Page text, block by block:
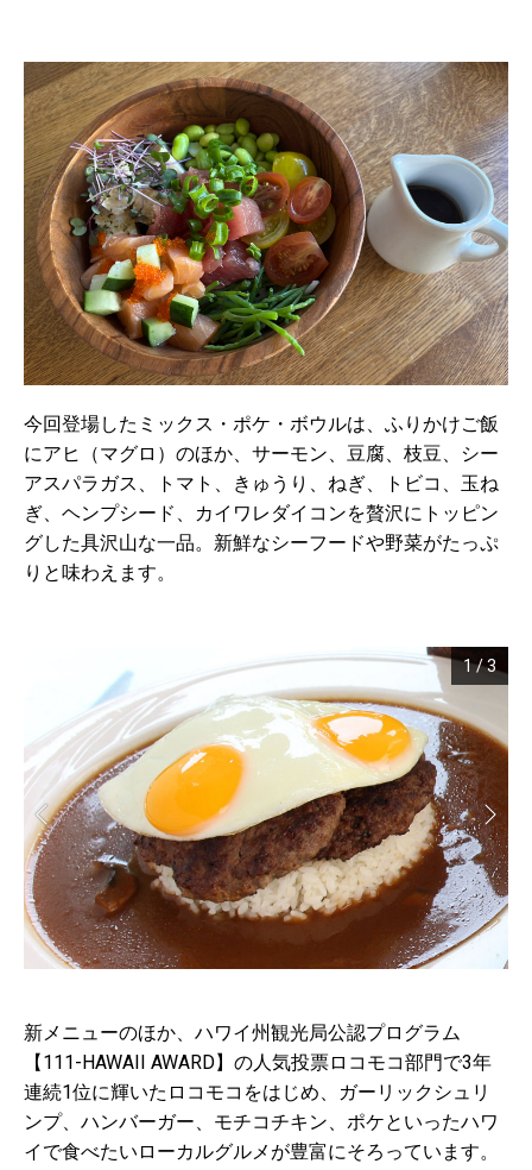
今回登場したミックス・ポケ・ボウルは、ふりかけご飯
にアヒ（マグロ）のほか、サーモン、豆腐、枝豆、シー
アスパラガス、トマト、きゅうり、ねぎ、トビコ、玉ね
ぎ、ヘンプシード、カイワレダイコンを贅沢にトッピン
グした具沢山な一品。新鮮なシーフードや野菜がたっぷ
りと味わえます。
1/3
新メニューのほか、ハワイ州観光局公認プログラム
【111-HAWAII AWARD】の人気投票ロコモコ部門で3年
連続1位に輝いたロコモコをはじめ、ガーリックシュリ
ンプ、ハンバーガー、モチコチキン、ポケといったハワ
イで食べたいローカルグルメが豊富にそろっています。